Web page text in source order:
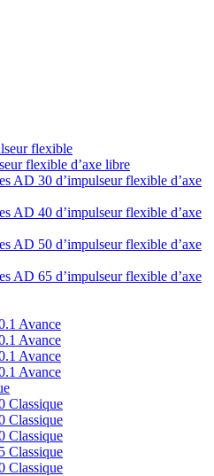
flexible
flexible d’axe libre
AD 30 d’impulseur flexible d’axe
AD 40 d’impulseur flexible d’axe
AD 50 d’impulseur flexible d’axe
AD 65 d’impulseur flexible d’axe
Avance
Avance
Avance
Avance
Classique
Classique
Classique
Classique
Classique